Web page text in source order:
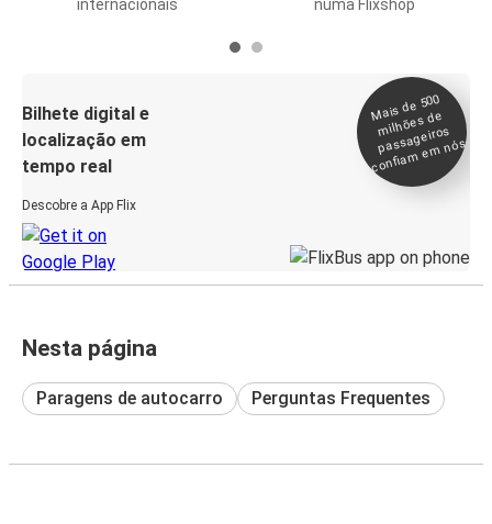
internacionais
numa Flixshop
Bilhete digital e
localização em
tempo real
Descobre a App Flix
Mais de 500
milhões de
passageiros
confia
m e
m nós
Nesta página
Paragens de autocarro Perguntas Frequentes